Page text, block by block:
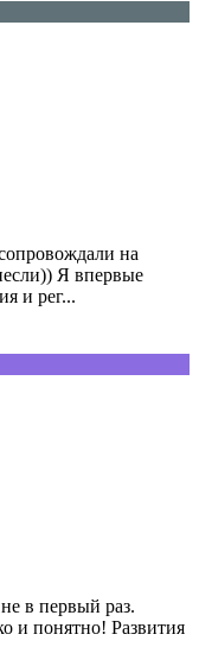
на
Я впервые
и рег...
в первый раз.
и понятно! Развития